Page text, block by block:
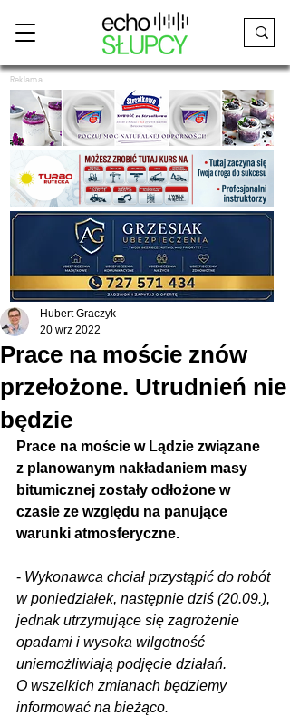
Reklama
Prace na moście znów
przełożone. Utrudnień nie
będzie
Hubert Graczyk
20 wrz 2022
Prace na moście w Lądzie związane
z planowanym nakładaniem masy
bitumicznej zostały odłożone w
czasie ze względu na panujące
warunki atmosferyczne.
- Wykonawca chciał przystąpić do robót
w poniedziałek, następnie dziś (20.09.),
jednak utrzymujące się zagrożenie
opadami i wysoka wilgotność
uniemożliwiają podjęcie działań.
O wszelkich zmianach będziemy
informować na bieżąco.